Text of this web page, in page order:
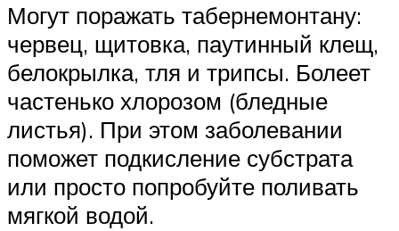
Могут поражать табернемонтану:
червец, щитовка, паутинный клещ,
белокрылка, тля и трипсы. Болеет
частенько хлорозом (бледные
листья). При этом заболевании
поможет подкисление субстрата
или просто попробуйте поливать
мягкой водой.